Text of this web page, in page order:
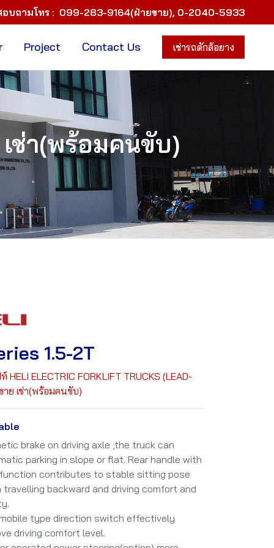
อบถามโทร : 099-283-9164(ฝ่ายขาย), 0-2040-5933
Project Contact Us เช่ารถตักล้อยาง
ช่า(พร้อมคนขับ)
1.5-2T
HELI ELECTRIC FORKLIFT TRUCKS (LEAD-
าย เช่า(พร้อมคนขับ)
brake on driving axle ,the truck can
parking in slope or flat. Rear handle with
contributes to stable sitting pose
travelling backward and driving comfort and
type direction switch effectively
driving comfort level.